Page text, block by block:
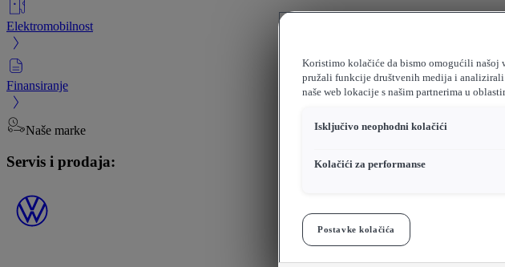
Elektromobilnost
Finansiranje
Naše marke
Servis i prodaja:
Koristimo kolačiće da bismo omogućili našoj
pružali funkcije društvenih medija i
naše web lokacije s našim partnerima u
Isključivo neophodni kolačići
Kolačići za performanse
Postavke kolačića